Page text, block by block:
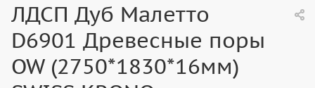
ЛДСП Дуб Малетто
D6901 Древесные поры
OW (2750*1830*16мм)